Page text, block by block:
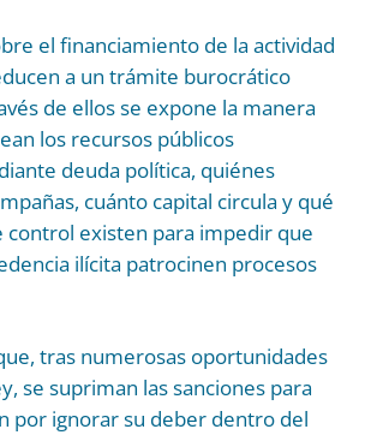
el financiamiento de la actividad
a un trámite burocrático
de ellos se expone la manera
los recursos públicos
deuda política, quiénes
cuánto capital circula y qué
control existen para impedir que
ilícita patrocinen procesos
tras numerosas oportunidades
se supriman las sanciones para
por ignorar su deber dentro del